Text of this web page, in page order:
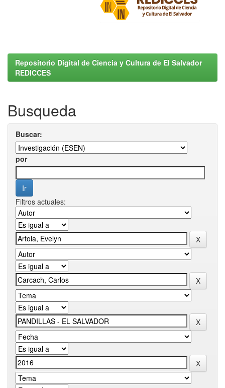
Repositorio Digital de Ciencia y Cultura de El Salvador
REDICCES
Busqueda
Buscar:
por
Filtros actuales: